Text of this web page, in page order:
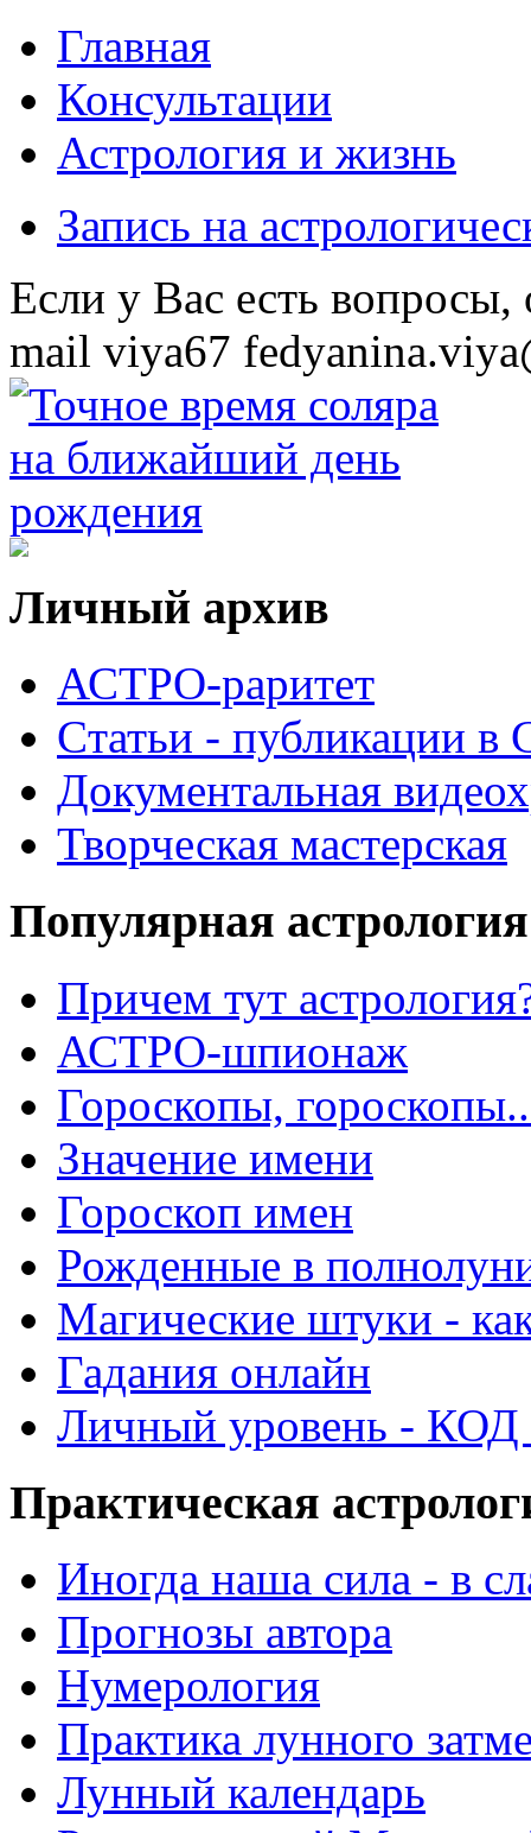
Главная
Консультации
Астрология и жизнь
Запись на
Eсли у Вас есть
mail viya67
Личный архив
АСТРО-раритет
Cтатьи - публикации
Документальная
Творческая мастерская
Популярная астрология
Причем тут
АСТРО-шпионаж
Гороскопы,
Значение имени
Гороскоп имен
Рожденные в
Магические штуки -
Гадания онлайн
Личный уровень - КОД
Практическая
Иногда наша сила - в
Прогнозы автора
Нумерология
Практика лунного
Лунный календарь